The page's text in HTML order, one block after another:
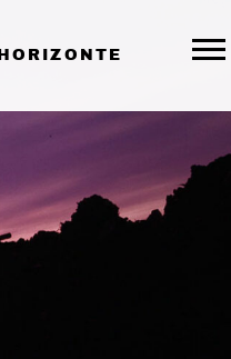
HORIZONTE